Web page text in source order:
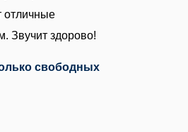
отличные
Звучит здорово!
свободных